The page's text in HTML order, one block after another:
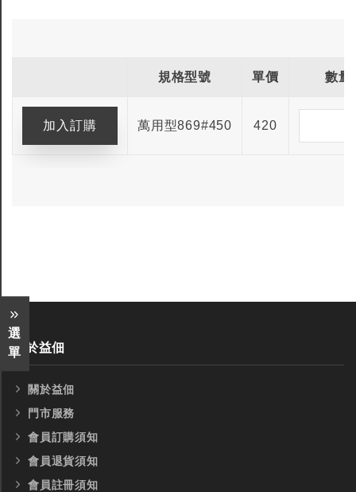
選
單
規格型號 單價 數量
萬用型869#450 420
關於益佃
關於益佃
門市服務
會員訂購須知
會員退貨須知
會員註冊須知